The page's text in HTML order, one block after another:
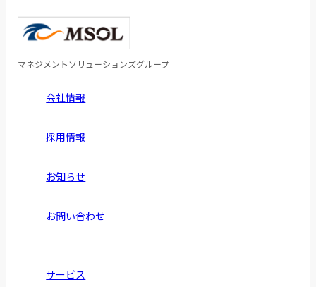
会社情報
採用情報
お知らせ
お問い合わせ
サービス
マネジメントソリューションズグループ